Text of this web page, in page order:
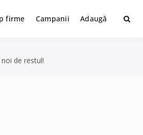
firme Campanii Adaugă
de restul!